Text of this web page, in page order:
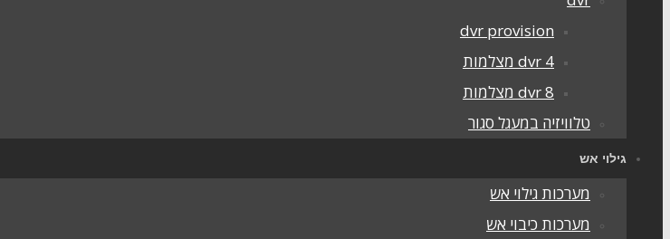
dvr provision
dvr 4 מצלמות
dvr 8 מצלמות
טלוויזיה במעגל סגור
גילוי אש
מערכות גילוי אש
מערכות כיבוי אש